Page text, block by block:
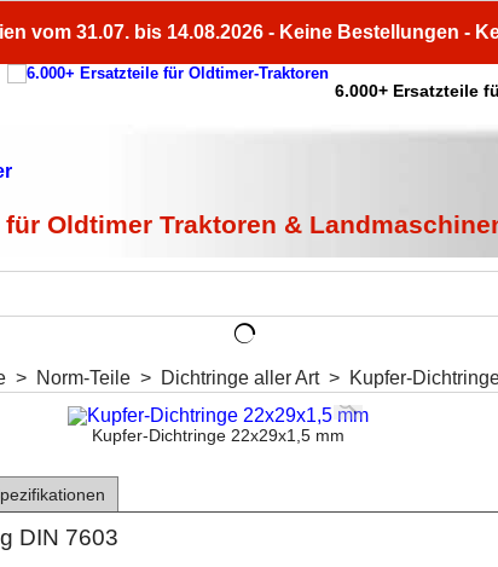
vom 31.07. bis 14.08.2026 - Keine Bestellungen -
6.000+ Ersatzteile
Oldtimer Traktoren &
> Norm-Teile > Dichtringe aller Art> Kupfer-
Kupfer-Dichtringe 22x29x1,5 mm
DIN 7603